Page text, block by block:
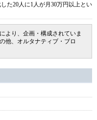
た20人に1人が月30万円以上とい
より、企画・構成されていま
他、オルタナティブ・ブロ